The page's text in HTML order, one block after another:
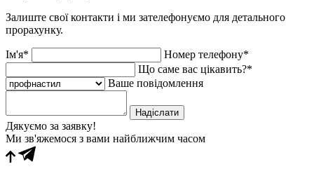
Залиште свої контакти і ми зателефонуємо для детального
прорахунку.
Ім'я*
Номер телефону*
Що саме вас цікавить?*
Ваше повідомлення
Надіслати
Дякуємо за заявку!
Ми зв'яжемося з вами найближчим часом